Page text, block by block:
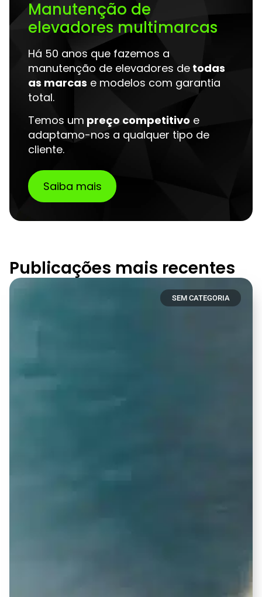
Manutenção de
elevadores multimarcas
Há 50 anos que fazemos a
manutenção de elevadores de todas
as marcas e modelos com garantia
total.
Temos um preço competitivo e
adaptamo-nos a qualquer tipo de
cliente.
Saiba mais
Publicações mais recentes
SEM CATEGORIA